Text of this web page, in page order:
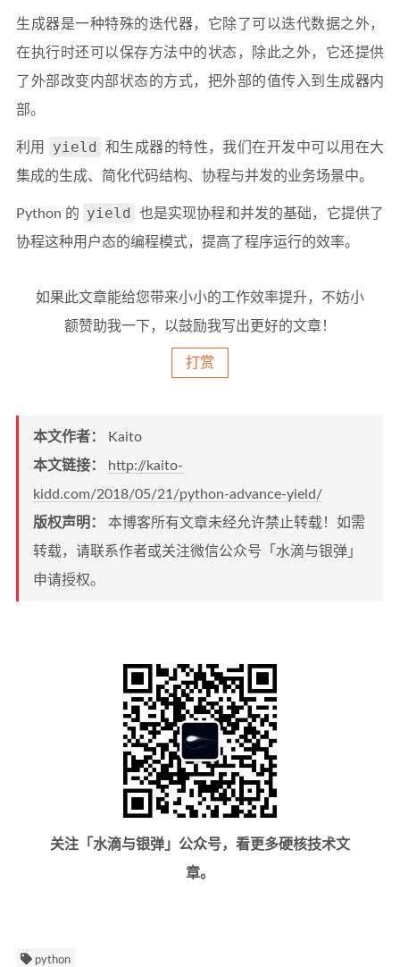
生成器是一种特殊的迭代器，它除了可以迭代数据之外，
在执行时还可以保存方法中的状态，除此之外，它还提供
了外部改变内部状态的方式，把外部的值传入到生成器内
部。
利用 yield
和生成器的特性，我们在开发中可以用在大
集成的生成、简化代码结构、协程与并发的业务场景中。
Python 的 yield
也是实现协程和并发的基础，它提供了
协程这种用户态的编程模式，提高了程序运行的效率。
如果此文章能给您带来小小的工作效率提升，不妨小
额赞助我一下，以鼓励我写出更好的文章！
打赏
本文作者：
Kaito
本文链接：
http://kaito-
kidd.com/2018/05/21/python-advance-yield/
版权声明： 本博客所有文章未经允许禁止转载！如需
转载，请联系作者或关注微信公众号「水滴与银弹」
申请授权。
关注「水滴与银弹」公众号，看更多硬核技术文
章。
python